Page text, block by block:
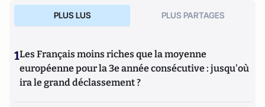
PLUS LUS PLUS PARTAGES
1Les Français moins riches que la moyenne
européenne pour la 3e année consécutive : jusqu'où
ira le grand déclassement ?